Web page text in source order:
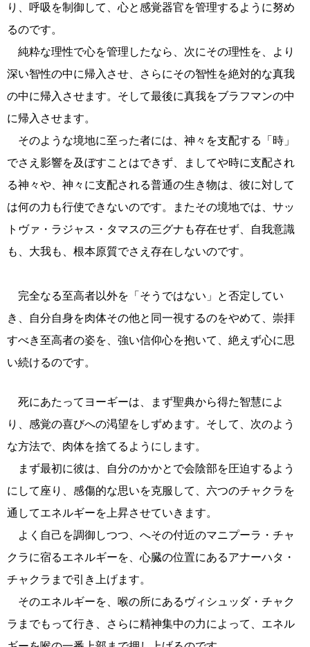
り、呼吸を制御して、心と感覚器官を管理するように努め
るのです。
純粋な理性で心を管理したなら、次にその理性を、より
深い智性の中に帰入させ、さらにその智性を絶対的な真我
の中に帰入させます。そして最後に真我をブラフマンの中
に帰入させます。
そのような境地に至った者には、神々を支配する「時」
でさえ影響を及ぼすことはできず、ましてや時に支配され
る神々や、神々に支配される普通の生き物は、彼に対して
は何の力も行使できないのです。またその境地では、サッ
トヴァ・ラジャス・タマスの三グナも存在せず、自我意識
も、大我も、根本原質でさえ存在しないのです。
完全なる至高者以外を「そうではない」と否定してい
き、自分自身を肉体その他と同一視するのをやめて、崇拝
すべき至高者の姿を、強い信仰心を抱いて、絶えず心に思
い続けるのです。
死にあたってヨーギーは、まず聖典から得た智慧によ
り、感覚の喜びへの渇望をしずめます。そして、次のよう
な方法で、肉体を捨てるようにします。
まず最初に彼は、自分のかかとで会陰部を圧迫するよう
にして座り、感傷的な思いを克服して、六つのチャクラを
通してエネルギーを上昇させていきます。
よく自己を調御しつつ、へその付近のマニプーラ・チャ
クラに宿るエネルギーを、心臓の位置にあるアナーハタ・
チャクラまで引き上げます。
そのエネルギーを、喉の所にあるヴィシュッダ・チャク
ラまでもって行き、さらに精神集中の力によって、エネル